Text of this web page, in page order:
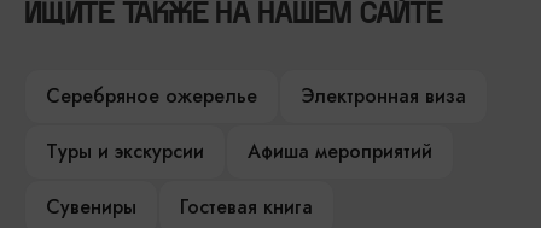
ИЩИТЕ ТАКЖЕ НА НАШЕМ САЙТЕ
Серебряное ожерелье
Электронная виза
Туры и экскурсии
Афиша мероприятий
Сувениры
Гостевая книга